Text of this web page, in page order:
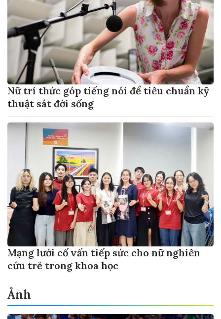
Nữ trí thức góp tiếng nói để tiêu chuẩn kỹ
thuật sát đời sống
Mạng lưới cố vấn tiếp sức cho nữ nghiên
cứu trẻ trong khoa học
Ảnh